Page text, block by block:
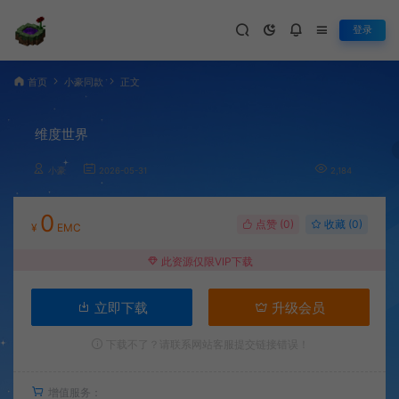
登录
首页 小豪同款 正文
维度世界
小豪 2026-05-31 2,184
¥ 0 EMC 点赞 (0) 收藏 (0)
此资源仅限VIP下载
立即下载 升级会员
增值服务：